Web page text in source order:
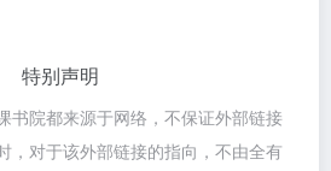
特别声明
书院都来源于网络，不保证外部链接
，对于该外部链接的指向，不由全有